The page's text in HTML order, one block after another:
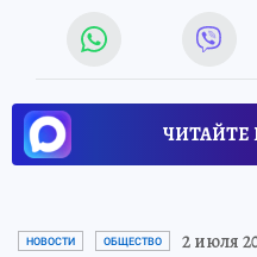
ЧИТАЙТЕ
НОВОСТИ ОБЩЕСТВО 2 июля